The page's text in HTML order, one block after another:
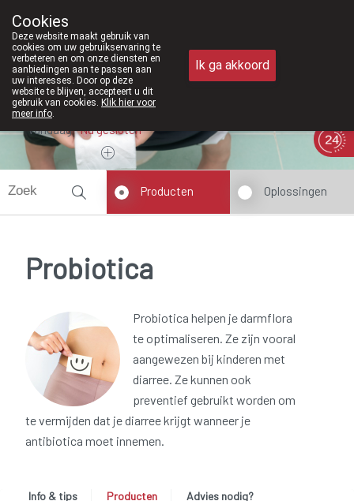
011/610300
Vandaag Nugesloten
Producten Oplossingen
Probiotica
Probiotica helpen je darmflora
te optimaliseren. Ze zijn vooral
aangewezen bij kinderen met
diarree. Ze kunnen ook
preventief gebruikt worden om
te vermijden dat je diarree krijgt wanneer je
antibiotica moet innemen.
Info & tips Producten Advies nodig?
Cookies
Deze website maakt gebruik van
cookies om uw gebruikservaring te
verbeteren en om onze diensten en
aanbiedingen aan te passen aan
uw interesses. Door op deze
website te blijven, accepteert u dit
gebruik van cookies. Klik hier voor
meer info.
Ik ga akkoord